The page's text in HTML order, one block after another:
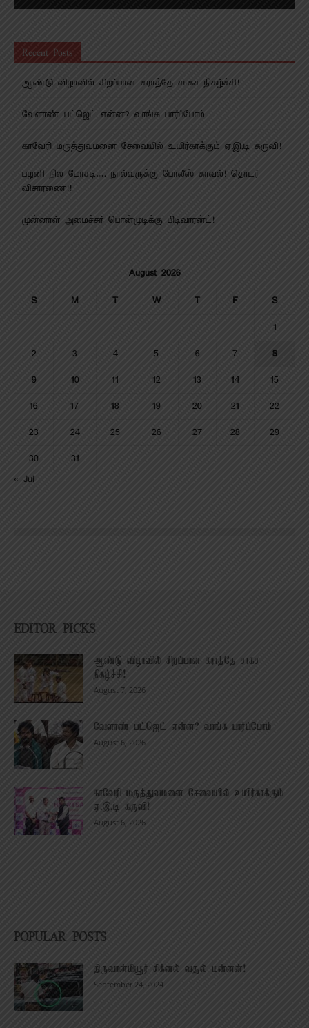
Recent Posts
ஆண்டு விழாவில் சிறப்பான கராத்தே சாகச நிகழ்ச்சி!
வேளாண் பட்ஜெட் என்ன? வாங்க பார்ப்போம்
காவேரி மருத்துவமனை சேவையில் உயிர்காக்கும் ஏ.இ.டி கருவி!
பழனி நில மோசடி…. நால்வருக்கு போலீஸ் காவல்! தொடர்
விசாரணை!!
முன்னாள் அமைச்சர் பொன்முடிக்கு பிடிவாரன்ட்!
August 2026
S M T W T F S
1
2 3 4 5 6 7 8
9 10 11 12 13 14 15
16 17 18 19 20 21 22
23 24 25 26 27 28 29
30
31
« Jul
EDITOR PICKS
ஆண்டு விழாவில் சிறப்பான கராத்தே சாகச
நிகழ்ச்சி!
August 7, 2026
வேளாண் பட்ஜெட் என்ன? வாங்க பார்ப்போம்
August 6, 2026
காவேரி மருத்துவமனை சேவையில் உயிர்காக்கும்
ஏ.இ.டி கருவி!
August 6, 2026
POPULAR POSTS
திருவான்மியூர் சிக்னல் வசூல் மன்னன்!
September 24, 2024